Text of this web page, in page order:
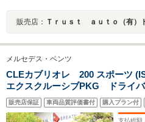
販売店： Ｔｒｕｓｔ ａｕｔｏ（有）
メルセデス・ベンツ
CLEカブリオレ 200 スポーツ
エクスクルーシブPKG ドライ
メスター シートベンチレーシ
型ナビ アラウンドビュー B/S/
販売店保証 車両品質評価書付 購入プラン付
支払総額